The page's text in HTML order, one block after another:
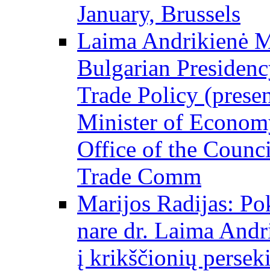
January, Brussels
Laima Andrikienė
Bulgarian
Trade Policy
Minister of
Office of the
Trade Comm
Marijos Radijas:
nare dr. Laima
į krikščionių